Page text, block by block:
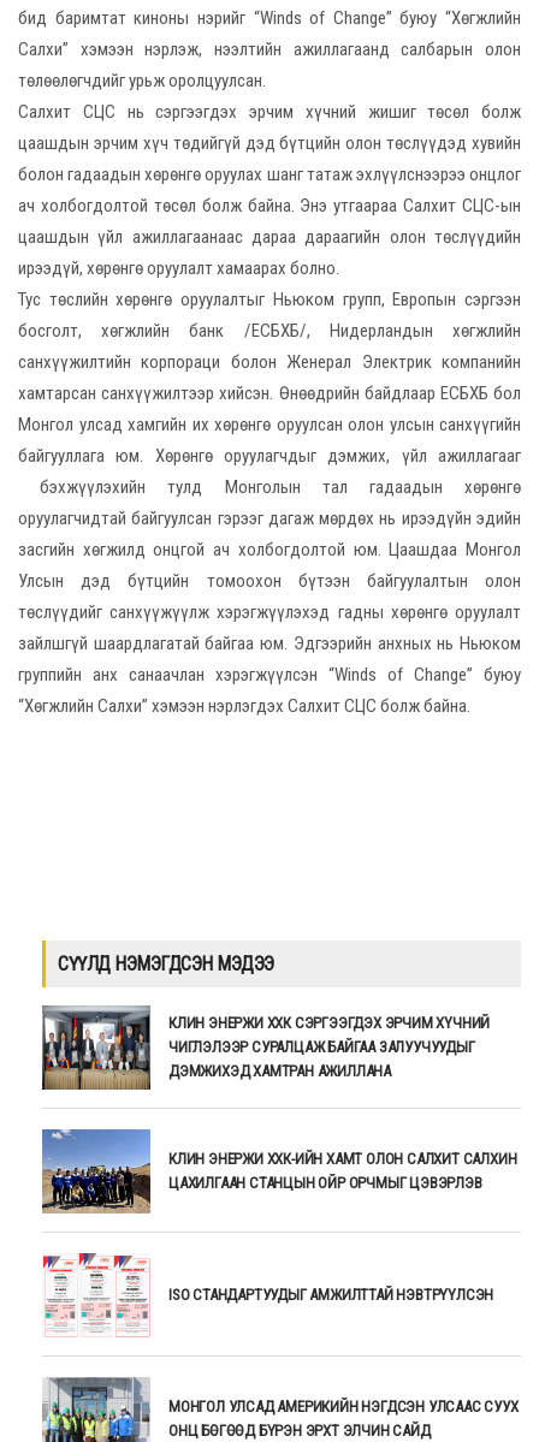
бид баримтат киноны нэрийг “Winds of Change” буюу “Хөгжлийн
Салхи” хэмээн нэрлэж, нээлтийн ажиллагаанд салбарын олон
төлөөлөгчдийг урьж оролцуулсан.
Салхит СЦС нь сэргээгдэх эрчим хүчний жишиг төсөл болж
цаашдын эрчим хүч төдийгүй дэд бүтцийн олон төслүүдэд хувийн
болон гадаадын хөрөнгө оруулах шанг татаж эхлүүлснээрээ онцлог
ач холбогдолтой төсөл болж байна. Энэ утгаараа Салхит СЦС-ын
цаашдын үйл ажиллагаанаас дараа дараагийн олон төслүүдийн
ирээдүй, хөрөнгө оруулалт хамаарах болно.
Тус төслийн хөрөнгө оруулалтыг Ньюком групп, Европын сэргээн
босголт, хөгжлийн банк /ЕСБХБ/, Нидерландын хөгжлийн
санхүүжилтийн корпораци болон Женерал Электрик компанийн
хамтарсан санхүүжилтээр хийсэн. Өнөөдрийн байдлаар ЕСБХБ бол
Монгол улсад хамгийн их хөрөнгө оруулсан олон улсын санхүүгийн
байгууллага юм. Хөрөнгө оруулагчдыг дэмжих, үйл ажиллагааг
бэхжүүлэхийн тулд Монголын тал гадаадын хөрөнгө
оруулагчидтай байгуулсан гэрээг дагаж мөрдөх нь ирээдүйн эдийн
засгийн хөгжилд онцгой ач холбогдолтой юм. Цаашдаа Монгол
Улсын дэд бүтцийн томоохон бүтээн байгуулалтын олон
төслүүдийг санхүүжүүлж хэрэгжүүлэхэд гадны хөрөнгө оруулалт
зайлшгүй шаардлагатай байгаа юм. Эдгээрийн анхных нь Ньюком
группийн анх санаачлан хэрэгжүүлсэн “Winds of Change” буюу
“Хөгжлийн Салхи” хэмээн нэрлэгдэх Салхит СЦС болж байна.
СҮҮЛД НЭМЭГДСЭН МЭДЭЭ
КЛИН ЭНЕРЖИ ХХК СЭРГЭЭГДЭХ ЭРЧИМ ХҮЧНИЙ
ЧИГЛЭЛЭЭР СУРАЛЦАЖ БАЙГАА ЗАЛУУЧУУДЫГ
ДЭМЖИХЭД ХАМТРАН АЖИЛЛАНА
КЛИН ЭНЕРЖИ ХХК-ИЙН ХАМТ ОЛОН САЛХИТ САЛХИН
ЦАХИЛГААН СТАНЦЫН ОЙР ОРЧМЫГ ЦЭВЭРЛЭВ
ISO СТАНДАРТУУДЫГ АМЖИЛТТАЙ НЭВТРҮҮЛСЭН
МОНГОЛ УЛСАД АМЕРИКИЙН НЭГДСЭН УЛСААС СУУХ
ОНЦ БӨГӨӨД БҮРЭН ЭРХТ ЭЛЧИН САЙД